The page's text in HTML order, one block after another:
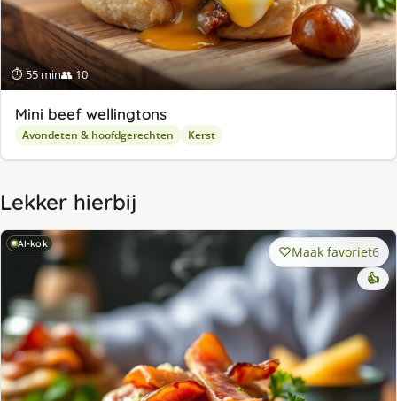
⏱ 55 min👥 10
Mini beef wellingtons
Avondeten & hoofdgerechten Kerst
Lekker hierbij
AI-kok Maak favoriet6
👍